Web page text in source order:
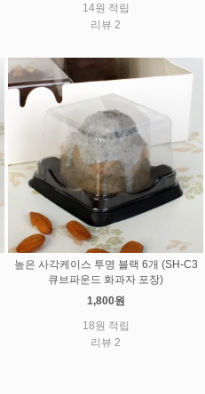
14원 적립
리뷰 2
높은 사각케이스 투명 블랙 6개 (SH-C3
큐브파운드 화과자 포장)
1,800원
18원 적립
리뷰 2